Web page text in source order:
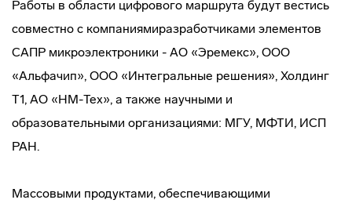
Работы в области цифрового маршрута будут вестись
совместно с компаниямиразработчиками элементов
САПР микроэлектроники - АО «Эремекс», ООО
«Альфачип», ООО «Интегральные решения», Холдинг
Т1, АО «НМ-Тех», а также научными и
образовательными организациями: МГУ, МФТИ, ИСП
РАН.
Массовыми продуктами, обеспечивающими